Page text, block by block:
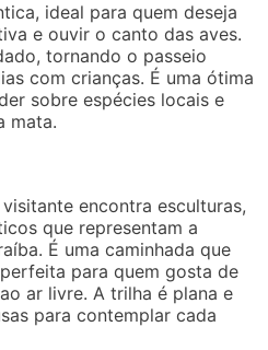
ideal para quem deseja
e ouvir o canto das aves.
tornando o passeio
com crianças. É uma ótima
sobre espécies locais e
mata.
encontra esculturas,
que representam a
É uma caminhada que
para quem gosta de
ar livre. A trilha é plana e
para contemplar cada